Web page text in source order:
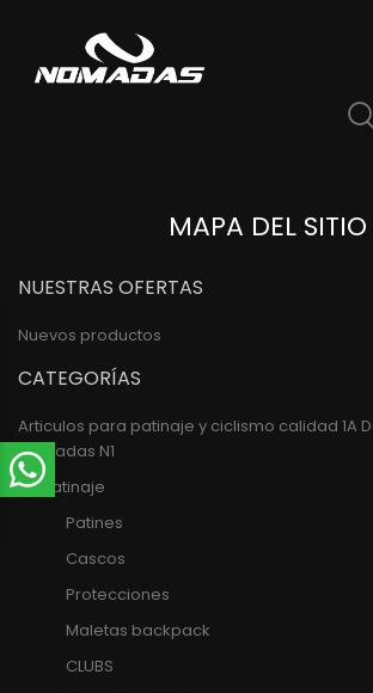
MAPA DEL SITIO
NUESTRAS OFERTAS
Nuevos productos
CATEGORÍAS
Articulos para patinaje y ciclismo calidad 1A
Nomadas N1
Patinaje
Patines
Cascos
Protecciones
Maletas backpack
CLUBS